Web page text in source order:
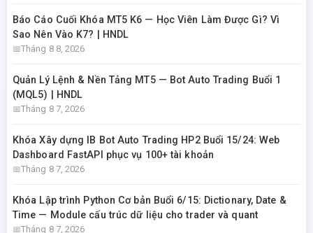
Báo Cáo Cuối Khóa MT5 K6 — Học Viên Làm Được Gì? Vì
Sao Nên Vào K7? | HNDL
Tháng 8 8, 2026
Quản Lý Lệnh & Nền Tảng MT5 — Bot Auto Trading Buổi 1
(MQL5) | HNDL
Tháng 8 7, 2026
Khóa Xây dựng IB Bot Auto Trading HP2 Buổi 15/24: Web
Dashboard FastAPI phục vụ 100+ tài khoản
Tháng 8 7, 2026
Khóa Lập trình Python Cơ bản Buổi 6/15: Dictionary, Date &
Time — Module cấu trúc dữ liệu cho trader và quant
Tháng 8 7, 2026